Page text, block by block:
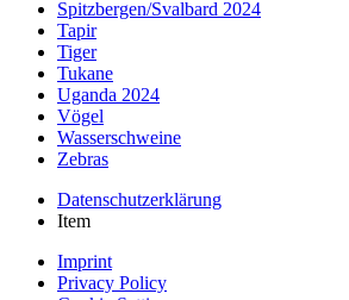
Spitzbergen/Svalbard 2024
Tapir
Tiger
Tukane
Uganda 2024
Vögel
Wasserschweine
Zebras
Datenschutzerklärung
Item
Imprint
Privacy Policy